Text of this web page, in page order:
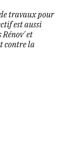
travaux pour
est aussi
et
contre la